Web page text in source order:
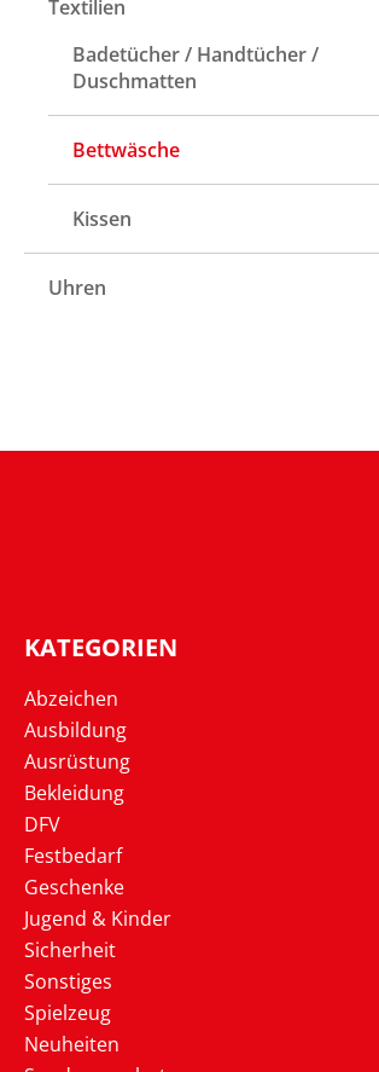
Textilien
Badetücher / Handtücher /
Duschmatten
Bettwäsche
Kissen
Uhren
KATEGORIEN
Abzeichen
Ausbildung
Ausrüstung
Bekleidung
DFV
Festbedarf
Geschenke
Jugend & Kinder
Sicherheit
Sonstiges
Spielzeug
Neuheiten